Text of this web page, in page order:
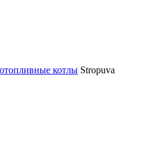
котлы Stropuva